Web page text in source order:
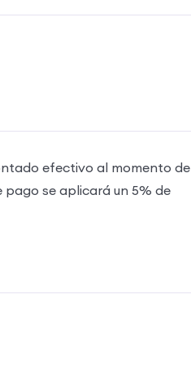
efectivo al momento de
se aplicará un 5% de